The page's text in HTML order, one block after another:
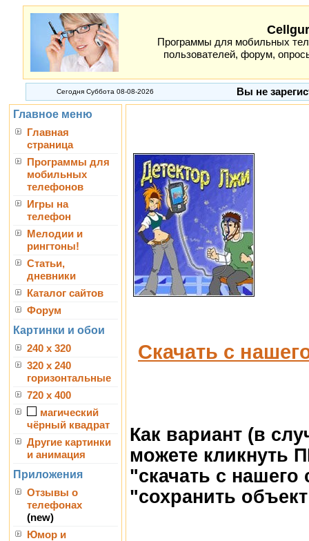
Программы для мобильных
пользователей, форум,
Сегодня Суббота 08-08-2026 Вы не
Главное меню
Главная
страница
Программы для
мобильных
телефонов
Игры на
телефон
Мелодии и
рингтоны!
Статьи,
дневники
Каталог сайтов
Форум
Картинки и обои
240 x 320
320 x 240
горизонтальные
720 x 400
магический
чёрный квадрат
Другие картинки
и анимация
Приложения
Отзывы о
телефонах
(new)
Юмор и
Скачать с
Как вариант (в
можете кликнуть
"скачать с
"сохранить